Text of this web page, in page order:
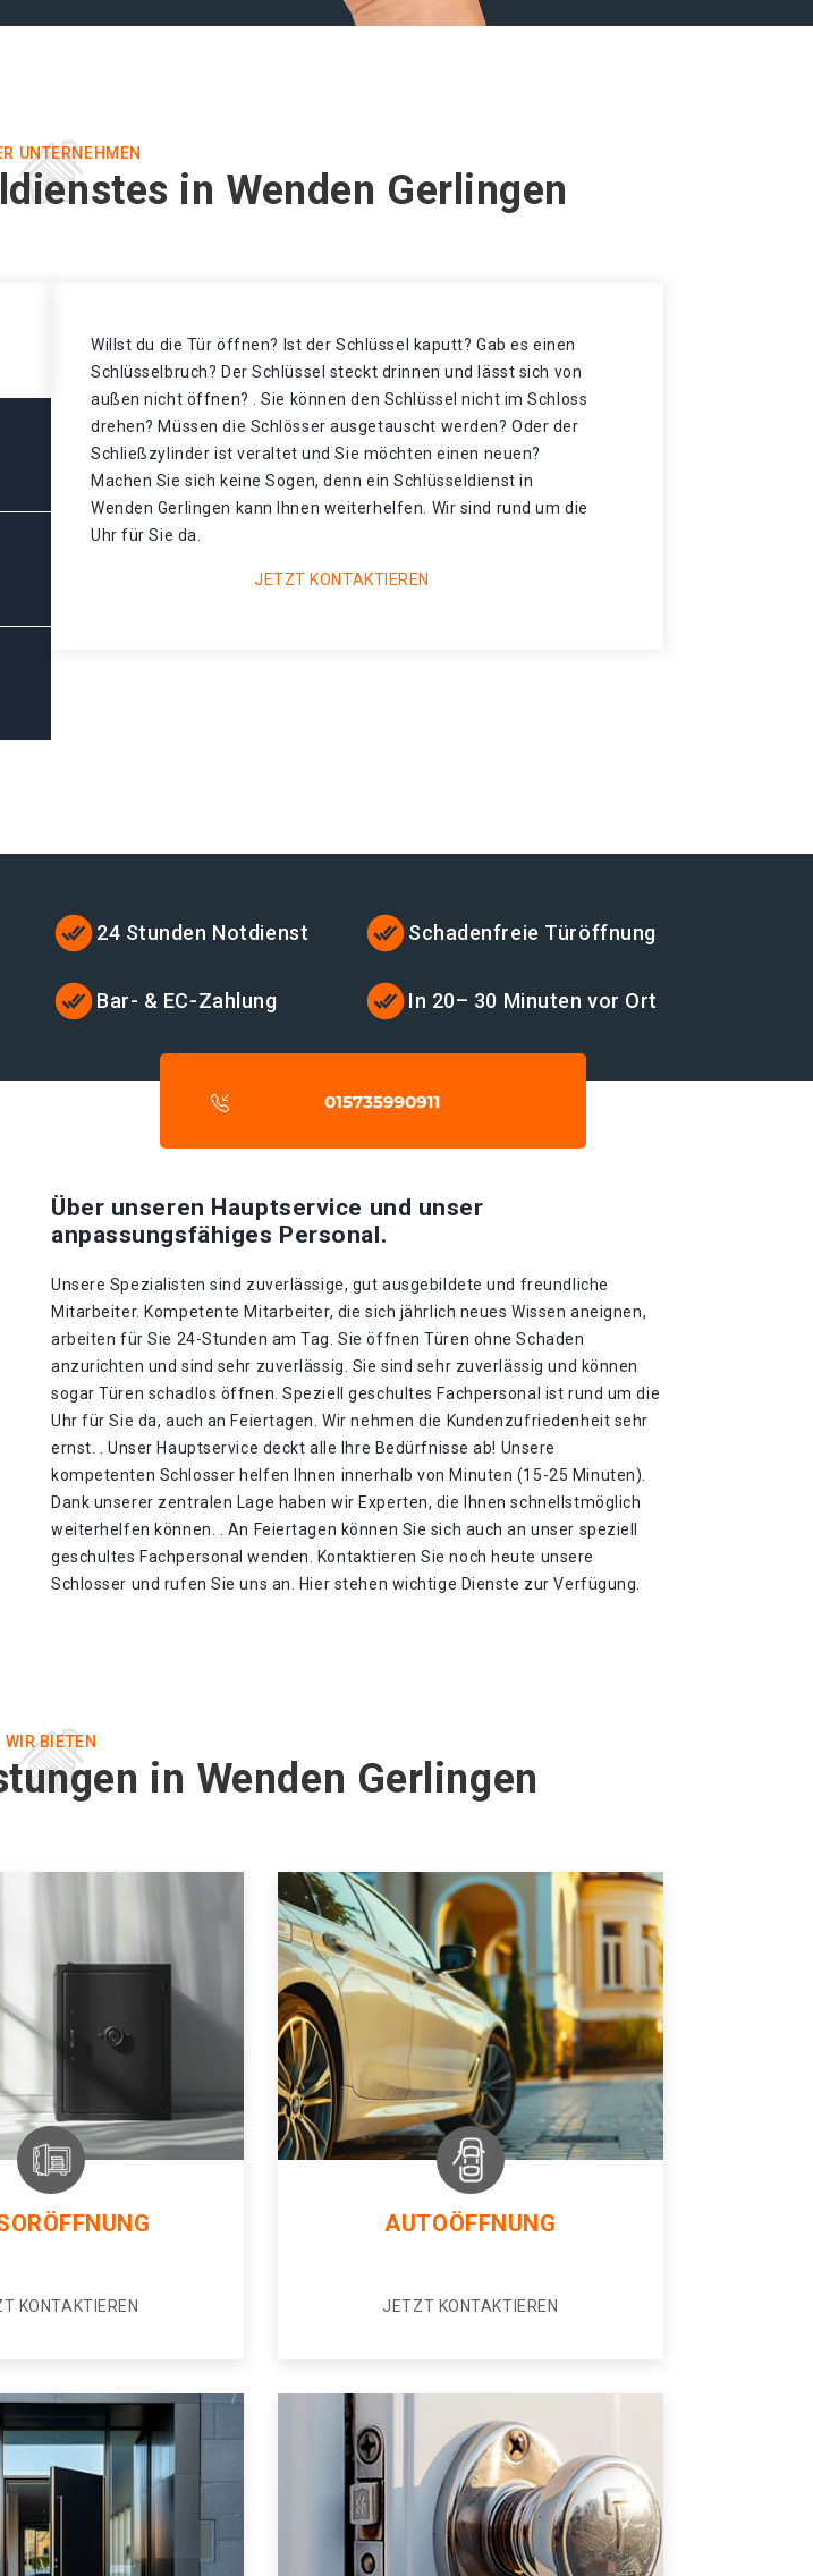
UNTERNEHMEN
in Wenden Gerlingen
Willst du die Tür öffnen? Ist der Schlüssel kaputt? Gab es einen
Schlüsselbruch? Der Schlüssel steckt drinnen und lässt sich von
außen nicht öffnen? . Sie können den Schlüssel nicht im Schloss
drehen? Müssen die Schlösser ausgetauscht werden? Oder der
Schließzylinder ist veraltet und Sie möchten einen neuen?
Machen Sie sich keine Sogen, denn ein Schlüsseldienst in
Wenden Gerlingen kann Ihnen weiterhelfen. Wir sind rund um die
Uhr für Sie da.
JETZT KONTAKTIEREN
24 Stunden Notdienst Schadenfreie Türöffnung
Bar- & EC-Zahlung In 20– 30 Minuten vor Ort
Über unseren Hauptservice und unser
anpassungsfähiges Personal.
Unsere Spezialisten sind zuverlässige, gut ausgebildete und freundliche
Mitarbeiter. Kompetente Mitarbeiter, die sich jährlich neues Wissen aneignen,
arbeiten für Sie 24-Stunden am Tag. Sie öffnen Türen ohne Schaden
anzurichten und sind sehr zuverlässig. Sie sind sehr zuverlässig und können
sogar Türen schadlos öffnen. Speziell geschultes Fachpersonal ist rund um die
Uhr für Sie da, auch an Feiertagen. Wir nehmen die Kundenzufriedenheit sehr
ernst. . Unser Hauptservice deckt alle Ihre Bedürfnisse ab! Unsere
kompetenten Schlosser helfen Ihnen innerhalb von Minuten (15-25 Minuten).
Dank unserer zentralen Lage haben wir Experten, die Ihnen schnellstmöglich
weiterhelfen können. . An Feiertagen können Sie sich auch an unser speziell
geschultes Fachpersonal wenden. Kontaktieren Sie noch heute unsere
Schlosser und rufen Sie uns an. Hier stehen wichtige Dienste zur Verfügung.
WIR BIETEN
in Wenden Gerlingen
KONTAKTIEREN
AUTOÖFFNUNG
JETZT KONTAKTIEREN